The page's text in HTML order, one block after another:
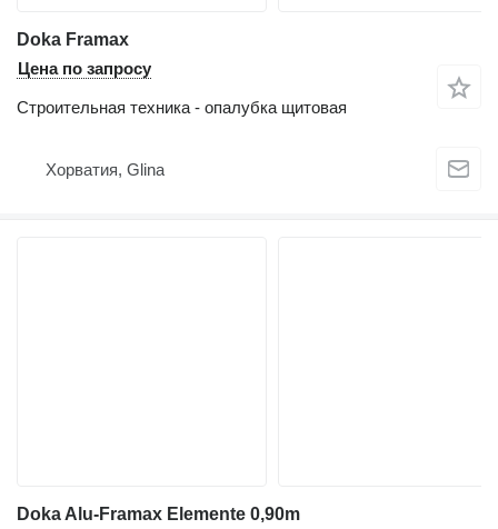
Doka Framax
Цена по запросу
Строительная техника - опалубка щитовая
Хорватия, Glina
Doka Alu-Framax Elemente 0,90m